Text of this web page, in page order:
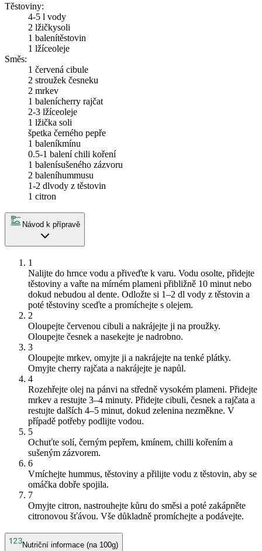
Těstoviny:
4-5 l vody
2 lžičkysoli
1 balenítěstovin
1 lžíceoleje
Směs:
1 červená cibule
2 stroužek česneku
2 mrkev
1 balenícherry rajčat
2-3 lžíceoleje
1 lžička soli
špetka černého pepře
1 baleníkmínu
0.5-1 baleníchili koření
1 balenísušeného zázvoru
2 baleníhummusu
1-2 dlvody z těstovin
1 citron
Návod k přípravě
1
Nalijte do hrnce vodu a přiveďte k varu. Vodu osolte, přidejte
těstoviny a vařte na mírném plameni přibližně 10 minut nebo
dokud nebudou al dente. Odložte si 1–2 dl vody z těstovin a
poté těstoviny sceďte a promíchejte s olejem.
2
Oloupejte červenou cibuli a nakrájejte ji na proužky.
Oloupejte česnek a nasekejte je nadrobno.
3
Oloupejte mrkev, omyjte ji a nakrájejte na tenké plátky.
Omyjte cherry rajčata a nakrájejte je napůl.
4
Rozehřejte olej na pánvi na středně vysokém plameni. Přidejte
mrkev a restujte 3–4 minuty. Přidejte cibuli, česnek a rajčata a
restujte dalších 4–5 minut, dokud zelenina nezměkne. V
případě potřeby podlijte vodou.
5
Ochuťte solí, černým pepřem, kmínem, chilli kořením a
sušeným zázvorem.
6
Vmíchejte hummus, těstoviny a přilijte vodu z těstovin, aby se
omáčka dobře spojila.
7
Omyjte citron, nastrouhejte kůru do směsi a poté zakápněte
citronovou šťávou. Vše důkladně promíchejte a podávejte.
Nutriční informace (na 100g)